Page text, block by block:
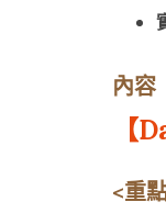
內容
【
<重